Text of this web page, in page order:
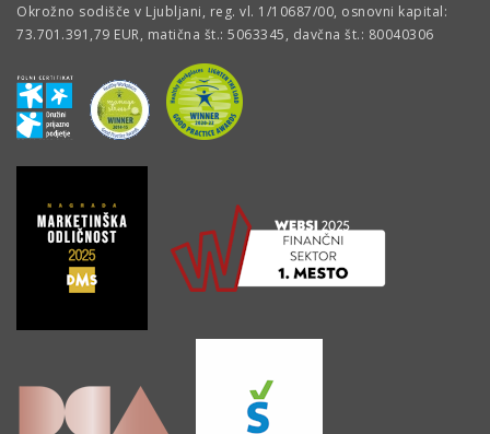
Okrožno sodišče v Ljubljani, reg. vl. 1/10687/00, osnovni kapital:
73.701.391,79 EUR, matična št.: 5063345, davčna št.: 80040306